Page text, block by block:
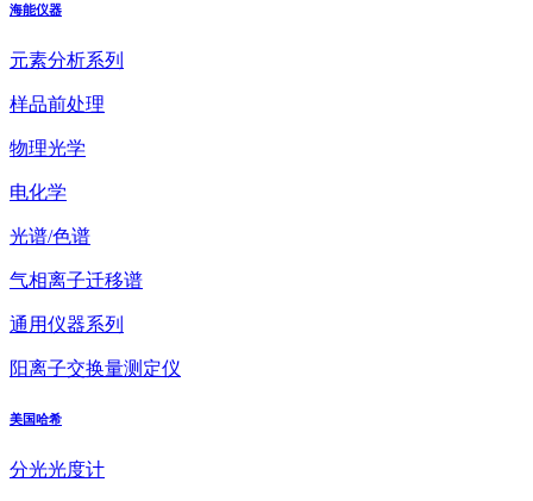
海能仪器
元素分析系列
样品前处理
物理光学
电化学
光谱/色谱
气相离子迁移谱
通用仪器系列
阳离子交换量测定仪
美国哈希
分光光度计